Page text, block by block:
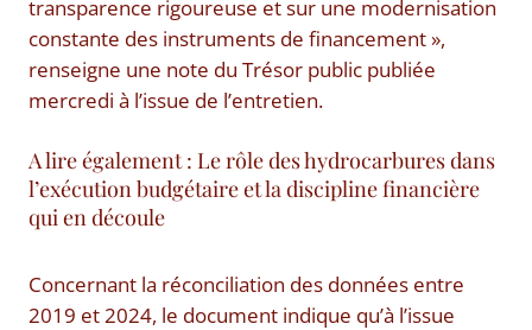
transparence rigoureuse et sur une modernisation
constante des instruments de financement »,
renseigne une note du Trésor public publiée
mercredi à l’issue de l’entretien.
A lire également : Le rôle des hydrocarbures dans
l’exécution budgétaire et la discipline financière
qui en découle
Concernant la réconciliation des données entre
2019 et 2024, le document indique qu’à l’issue